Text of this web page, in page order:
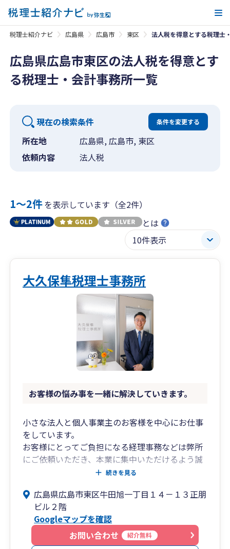
税理士紹介ナビ 広島県 広島市 東区 法人税を得意とする税理士
広島県広島市東区の法人税を得意とす
る税理士・会計事務所一覧
現在の検索条件 条件を変更する
所在地
広島県, 広島市, 東区
依頼内容
法人税
1〜2件を表示しています（全2件）
とは
大久保隼税理士事務所
お客様の悩み事を一緒に解決していきます。
小さな法人と個人事業主のお客様を中心にお仕事
をしています。
お客様にとってご負担になる経理事務などは弊所
にご依頼いただき、本業に集中いただけるよう誠
実にサポートいたします。続きを見る
広島県広島市東区牛田旭一丁目１４－１３正朋
ビル２階
Googleマップを確認
お問い合わせ
紹介無料